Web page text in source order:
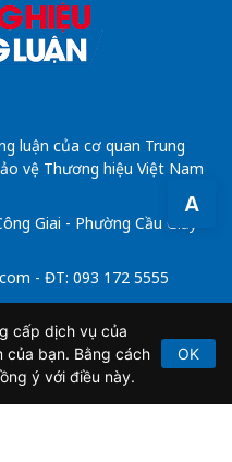
A
luận của cơ quan Trung
vệ Thương hiệu Việt Nam
Giai - Phường Cầu Giấy -
- ĐT: 093 172 5555
số 64/GP-BTTTT do Bộ
21/2/2020.
cấp dịch vụ của
của bạn. Bằng cách
ý với điều này.
OK